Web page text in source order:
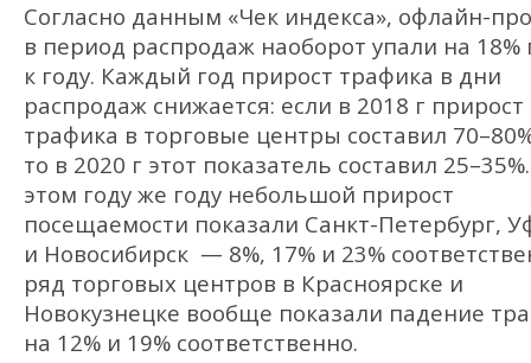
Согласно данным «Чек индекса», офлайн-
в период распродаж наоборот упали на 18%
к году. Каждый год прирост трафика в дни
распродаж снижается: если в 2018 г прирост
трафика в торговые центры составил
то в 2020 г этот показатель составил
этом году же году небольшой прирост
посещаемости показали Санкт-Петербург,
и Новосибирск — 8%, 17% и 23%
ряд торговых центров в Красноярске и
Новокузнецке вообще показали падение
на 12% и 19% соответственно.